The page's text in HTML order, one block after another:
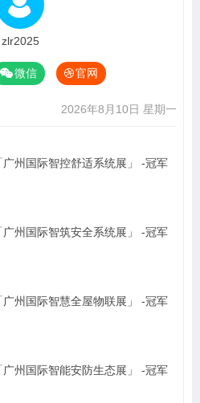
zlr2025
微信 官网
2026年8月10日 星期一
州国际智控舒适系统展」 -冠军
州国际智筑安全系统展」 -冠军
州国际智慧全屋物联展」 -冠军
州国际智能安防生态展」 -冠军